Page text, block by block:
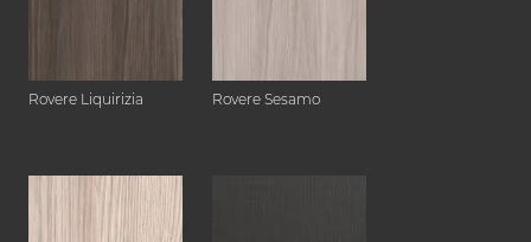
Rovere Liquirizia Rovere Sesamo